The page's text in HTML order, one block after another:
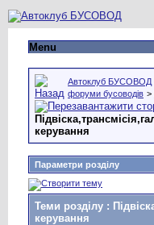
Menu
Автоклуб БУСОВОД
форуми бусоводів >
керування
Параметри розділу
Теми розділу :
керування